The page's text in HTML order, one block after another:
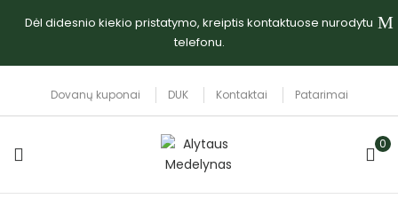
Dėl didesnio kiekio pristatymo, kreiptis kontaktuose nurodytu
telefonu.
Dovanų kuponai DUK Kontaktai Patarimai
0